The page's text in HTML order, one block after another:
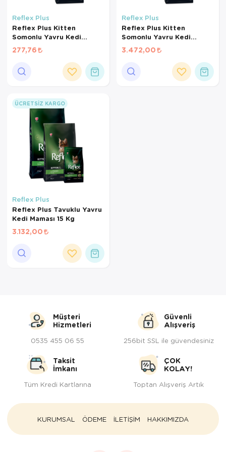
Reflex Plus
Reflex Plus Kitten
Somonlu Yavru Kedi
Maması (1 KG BÖLÜNMÜŞ)
277,76
Reflex Plus
Reflex Plus Kitten
Somonlu Yavru Kedi
Maması 15 Kg
3.472,00
ÜCRETSIZ KARGO
Reflex Plus
Reflex Plus Tavuklu Yavru
Kedi Maması 15 Kg
3.132,00
Müşteri
Hizmetleri
0535 455 06 55
Güvenli
Alışveriş
256bit SSL ile güvendesiniz
Taksit
İmkanı
Tüm Kredi Kartlarına
ÇOK
KOLAY!
Toptan Alışveriş Artık
KURUMSAL ÖDEME İLETİŞİM HAKKIMIZDA